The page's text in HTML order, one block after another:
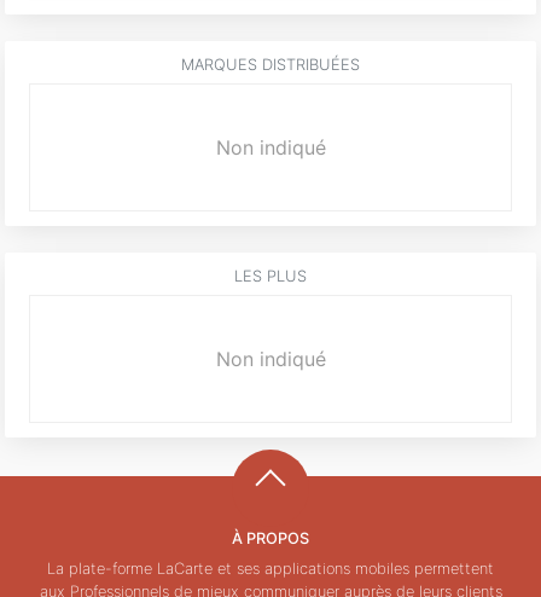
MARQUES DISTRIBUÉES
Non indiqué
LES PLUS
Non indiqué
À PROPOS
La plate-forme LaCarte et ses applications mobiles permettent
aux Professionnels de mieux communiquer auprès de leurs clients